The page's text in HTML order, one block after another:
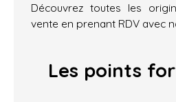
Découvrez toutes les
vente en prenant RDV avec
Les points